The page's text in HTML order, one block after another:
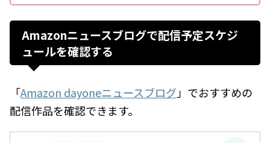
Amazonニュースブログで配信予定スケジ
ュールを確認する
「Amazon dayoneニュースブログ」でおすすめの
配信作品を確認できます。